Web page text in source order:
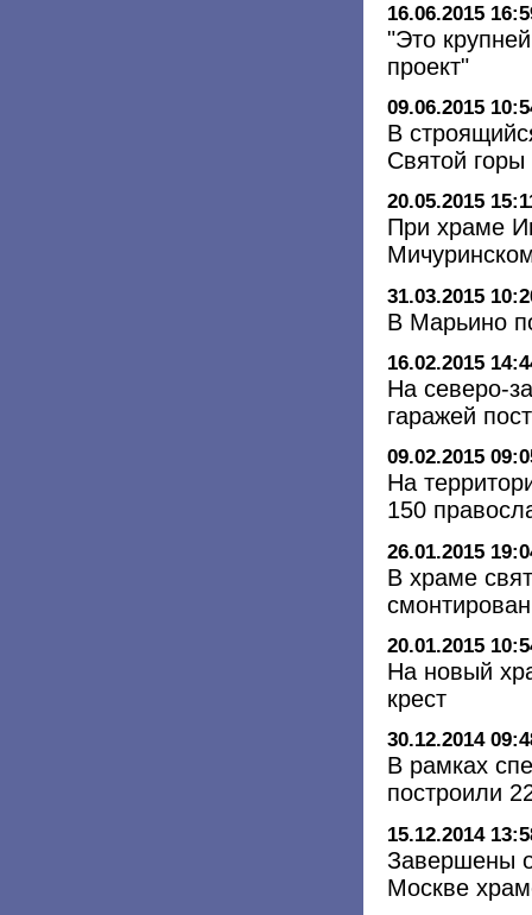
16.06.2015
"Это
проект"
09.06.2015
В
Святой
20.05.2015
При храме
31.03.2015
В Марьино
16.02.2015
На северо-
гаражей
09.02.2015
На
150
26.01.2015
В храме
20.01.2015
На новый
крест
30.12.2014
В рамках
построили
15.12.2014
Завершены
Москве